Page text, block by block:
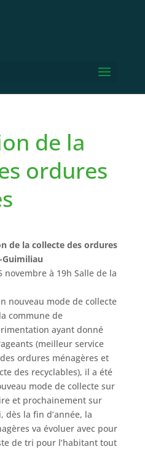
de la
ordures
de la collecte des ordures
Guimiliau
à 19h Salle de la
nouveau mode de collecte
commune de
ayant donné
(meilleur service
ordures ménagères et
des recyclables), il a été
mode de collecte sur
et prochainement sur
dès la fin d’année, la
va évoluer avec pour
de tri pour l’habitant tout